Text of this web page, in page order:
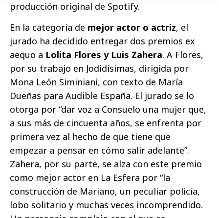
producción original de Spotify.
En la categoría de mejor actor o actriz, el
jurado ha decidido entregar dos premios ex
aequo a Lolita Flores y Luis Zahera. A Flores,
por su trabajo en Jodidísimas, dirigida por
Mona León Siminiani, con texto de María
Dueñas para Audible España. El jurado se lo
otorga por “dar voz a Consuelo una mujer que,
a sus más de cincuenta años, se enfrenta por
primera vez al hecho de que tiene que
empezar a pensar en cómo salir adelante”.
Zahera, por su parte, se alza con este premio
como mejor actor en La Esfera por “la
construcción de Mariano, un peculiar policía,
lobo solitario y muchas veces incomprendido.